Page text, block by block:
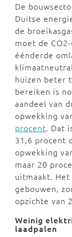
De
Duitse
de
moet de
éénderde
huizen beter
bereiken is
aandeel van
opwekking
procent. Dat
31,6 procent
opwekking
maar 20
uitmaakt.
gebouwen,
opzichte van
Weinig
laadpalen